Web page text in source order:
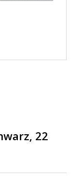
22